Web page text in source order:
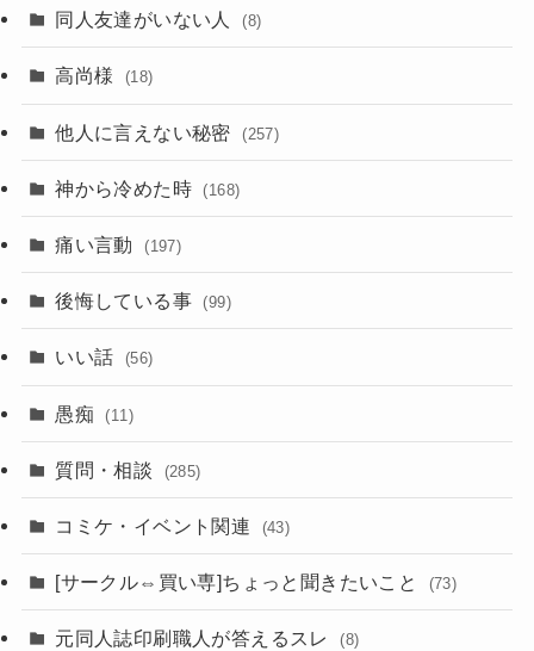
同人友達がいない人 (8)
高尚様 (18)
他人に言えない秘密 (257)
神から冷めた時 (168)
痛い言動 (197)
後悔している事 (99)
いい話 (56)
愚痴 (11)
質問・相談 (285)
コミケ・イベント関連 (43)
[サークル⇔買い専]ちょっと聞きたいこと (73)
元同人誌印刷職人が答えるスレ (8)